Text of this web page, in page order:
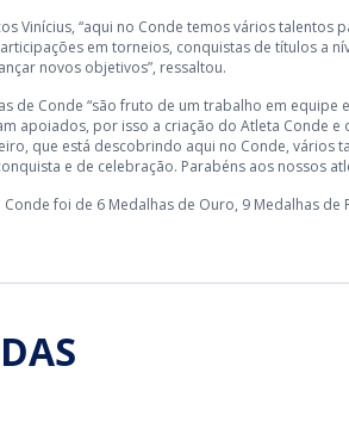
Vinícius, “aqui no Conde temos vários talentos
em torneios, conquistas de títulos a
novos objetivos”, ressaltou.
de Conde “são fruto de um trabalho em
apoiados, por isso a criação do Atleta Conde
que está descobrindo aqui no Conde, vários
e de celebração. Parabéns aos nossos
foi de 6 Medalhas de Ouro, 9 Medalhas de